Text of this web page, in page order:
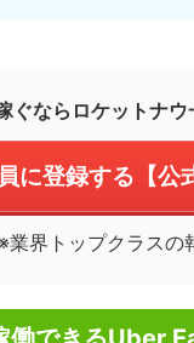
ぐならロケットナウ
に登録する【公
※業界トップクラスの